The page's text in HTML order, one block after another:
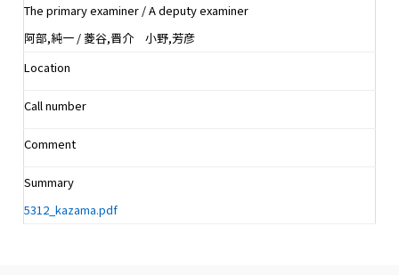
The primary examiner / A deputy examiner
阿部,純一 / 菱谷,晋介 小野,芳彦
Location
Call number
Comment
Summary
5312_kazama.pdf